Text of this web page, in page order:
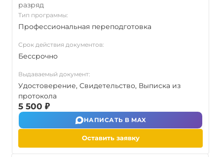
разряд
Тип программы:
Профессиональная переподготовка
Срок действия документов:
Бессрочно
Выдаваемый документ:
Удостоверение, Свидетельство, Выписка из
протокола
5 500 ₽
НАПИСАТЬ В MAX
Оставить заявку